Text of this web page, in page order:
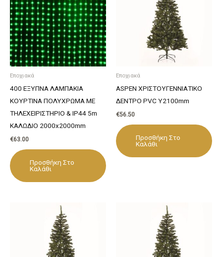
Εποχιακά
400 ΕΞΥΠΝΑ ΛΑΜΠΑΚΙΑ
ΚΟΥΡΤΙΝΑ ΠΟΛΥΧΡΩΜΑ ΜΕ
ΤΗΛΕΧΕΙΡΙΣΤΗΡΙΟ & IP44 5m
ΚΑΛΩΔΙΟ 2000x2000mm
€63.00
Προσθήκη Στο
Καλάθι
Εποχιακά
ASPEN ΧΡΙΣΤΟΥΓΕΝΝΙΑΤΙΚΟ
ΔΕΝΤΡΟ PVC Y2100mm
€56.50
Προσθήκη Στο
Καλάθι